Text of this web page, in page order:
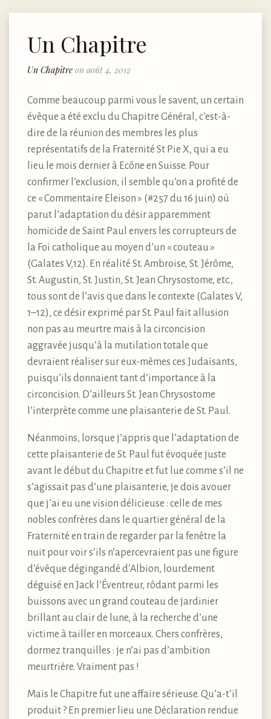
Un Chapitre
Un Chapitre on août 4, 2012
Comme beaucoup parmi vous le savent, un certain
évêque a été exclu du Chapitre Général, c’est-à-
dire de la réunion des membres les plus
représentatifs de la Fraternité St Pie X, qui a eu
lieu le mois dernier à Ecône en Suisse. Pour
confirmer l’exclusion, il semble qu’on a profité de
ce « Commentaire Eleison » (#257 du 16 juin) où
parut l’adaptation du désir apparemment
homicide de Saint Paul envers les corrupteurs de
la Foi catholique au moyen d’un « couteau »
(Galates V,12). En réalité St. Ambroise, St. Jérôme,
St. Augustin, St. Justin, St. Jean Chrysostome, etc.,
tous sont de l’avis que dans le contexte (Galates V,
1–12), ce désir exprimé par St. Paul fait allusion
non pas au meurtre mais à la circoncision
aggravée jusqu’à la mutilation totale que
devraient réaliser sur eux-mêmes ces Judaïsants,
puisqu’ils donnaient tant d’importance à la
circoncision. D’ailleurs St. Jean Chrysostome
l’interprète comme une plaisanterie de St. Paul.
Néanmoins, lorsque j’appris que l’adaptation de
cette plaisanterie de St. Paul fut évoquée juste
avant le début du Chapitre et fut lue comme s’il ne
s’agissait pas d’une plaisanterie, je dois avouer
que j’ai eu une vision délicieuse : celle de mes
nobles confrères dans le quartier général de la
Fraternité en train de regarder par la fenêtre la
nuit pour voir s’ils n’apercevraient pas une figure
d’évêque dégingandé d’Albion, lourdement
déguisé en Jack l’Éventreur, rôdant parmi les
buissons avec un grand couteau de jardinier
brillant au clair de lune, à la recherche d’une
victime à tailler en morceaux. Chers confrères,
dormez tranquilles : je n’ai pas d’ambition
meurtrière. Vraiment pas !
Mais le Chapitre fut une affaire sérieuse. Qu’a-t’il
produit ? En premier lieu une Déclaration rendue